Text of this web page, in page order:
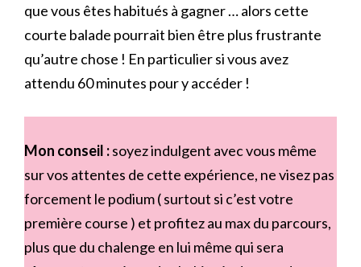
que vous êtes habitués à gagner … alors cette
courte balade pourrait bien être plus frustrante
qu’autre chose ! En particulier si vous avez
attendu 60 minutes pour y accéder !
Mon conseil :soyez indulgent avec vous même
sur vos attentes de cette expérience, ne visez pas
forcement le podium ( surtout si c’est votre
première course ) et profitez au max du parcours,
plus que du chalenge en lui même qui sera